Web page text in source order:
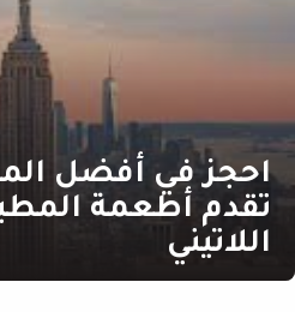
احجز في أفضل
تقدم أطعمة
اللاتيني